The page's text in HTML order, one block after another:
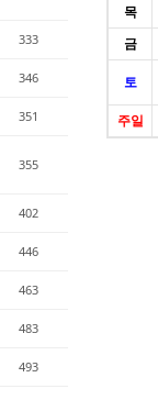
333
346
351
355
402
446
463
483
493
목
금
토
주일